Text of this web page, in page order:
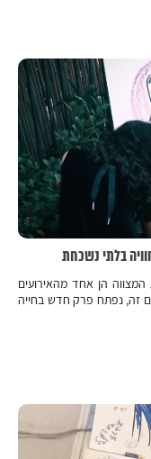
בלתי נשכחת
הן אחד מהאירועים
זה, נפתח פרק חדש בחייה